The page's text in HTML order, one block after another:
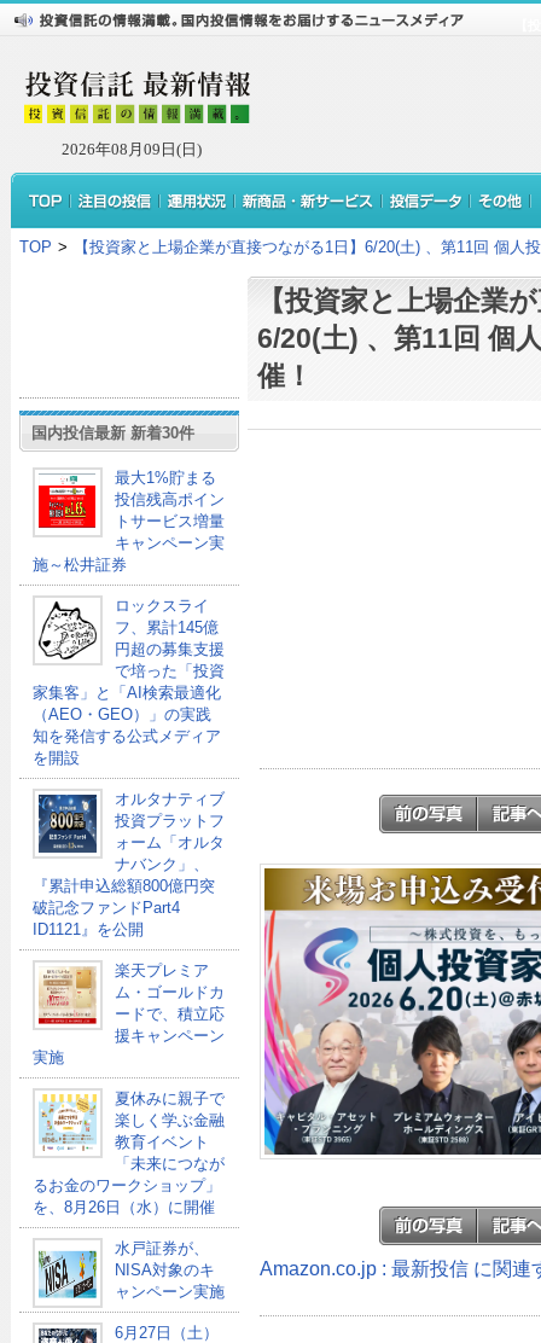
2026年08月09日(日)
TOP > 【投資家と上場企業が直接つながる1日】6/20(土) 、第11回 個人
国内投信最新 新着30件
最大1%貯まる
投信残高ポイン
トサービス増量
キャンペーン実
施～松井証券
ロックスライ
フ、累計145億
円超の募集支援
で培った「投資
家集客」と「AI検索最適化
（AEO・GEO）」の実践
知を発信する公式メディア
を開設
オルタナティブ
投資プラットフ
ォーム「オルタ
ナバンク」、
『累計申込総額800億円突
破記念ファンドPart4
ID1121』を公開
楽天プレミア
ム・ゴールドカ
ードで、積立応
援キャンペーン
実施
夏休みに親子で
楽しく学ぶ金融
教育イベント
「未来につなが
るお金のワークショップ」
を、8月26日（水）に開催
水戸証券が、
NISA対象のキ
ャンペーン実施
6月27日（土）
【投資家と上場企業
6/20(土) 、第11回 個
催！
Amazon.co.jp : 最新投信 に関連